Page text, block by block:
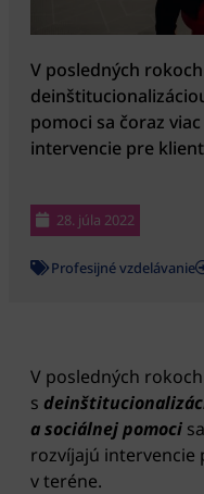
V posledných
pomoci sa čoraz
intervencie pre
28. júla 2022
Profesijné vzdelávanie
V posledných
s
a sociálnej pomoci
rozvíjajú intervencie
v teréne.